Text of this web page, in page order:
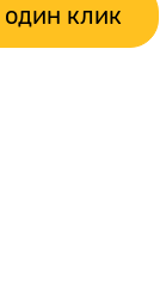
один клик